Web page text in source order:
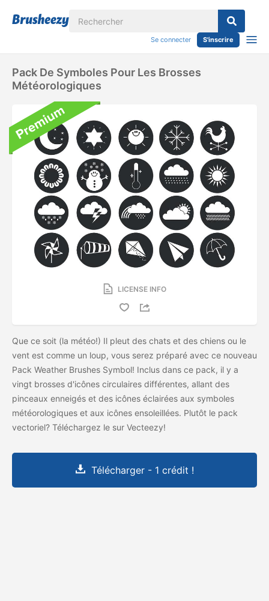
Se connecter S'inscrire
Pack De Symboles Pour Les Brosses
Météorologiques
LICENSE INFO
Que ce soit (la météo!) Il pleut des chats et des chiens ou le
vent est comme un loup, vous serez préparé avec ce nouveau
Pack Weather Brushes Symbol! Inclus dans ce pack, il y a
vingt brosses d'icônes circulaires différentes, allant des
pinceaux enneigés et des icônes éclairées aux symboles
météorologiques et aux icônes ensoleillées. Plutôt le pack
vectoriel? Téléchargez le sur Vecteezy!
Télécharger - 1 crédit !